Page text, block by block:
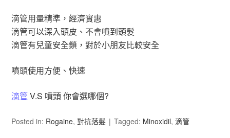
滴管用量精準，經濟實惠
滴管可以深入頭皮、不會噴到頭髮
滴管有兒童安全鎖，對於小朋友比較安全
噴頭使用方便、快速
滴管V.S 噴頭 你會選哪個?
Posted in: Rogaine,對抗落髮 Tagged: Minoxidil,滴管